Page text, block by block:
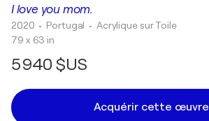
I love you mom.
2020 • Portugal • Acrylique sur Toile
79 x 63 in
5 940 $US
Acquérir cette œuvre